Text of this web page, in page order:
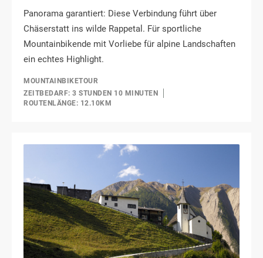
Panorama garantiert: Diese Verbindung führt über
Chäserstatt ins wilde Rappetal. Für sportliche
Mountainbikende mit Vorliebe für alpine Landschaften
ein echtes Highlight.
MOUNTAINBIKETOUR
ZEITBEDARF: 3 STUNDEN 10 MINUTEN
ROUTENLÄNGE: 12.10KM